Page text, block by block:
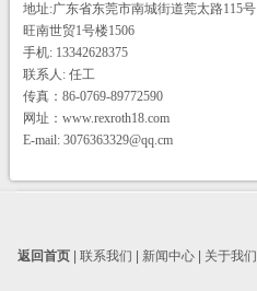
地址:广东省东莞市南城街道莞太路115号
旺南世贸1号楼1506
手机: 13342628375
联系人: 任工
传真：86-0769-89772590
网址：www.rexroth18.com
E-mail: 3076363329@qq.cm
返回首页 联系我们 新闻中心 关于我们